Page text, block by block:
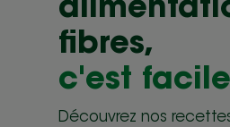
fibres,
c'est
Découvrez nos